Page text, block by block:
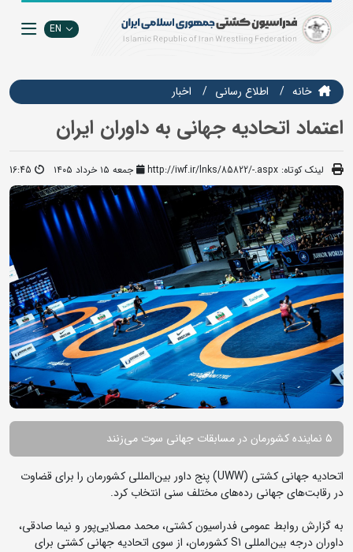
EN
خانه اطلاع رسانی اخبار
اعتماد اتحادیه جهانی به داوران ایران
لینک کوتاه: http://iwf.ir/lnks/85822/-.aspx جمعه ۱۵ خرداد ۱۴۰۵ 16:45
۵ نماینده کشورمان در مسابقات جهانی سوت می‌زنند
اتحادیه جهانی کشتی (UWW) پنج داور بین‌المللی کشورمان را برای قضاوت
در رقابت‌های جهانی رده‌های مختلف سنی انتخاب کرد.
به گزارش روابط عمومی فدراسیون کشتی، محمد مصلایی‌پور و نیما صادقی،
داوران درجه بین‌المللی S1 کشورمان، از سوی اتحادیه جهانی کشتی برای